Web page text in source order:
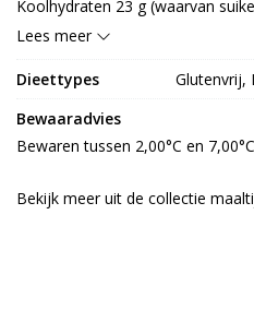
sereh, oregano, rozemarijn,
peterselie, kruidnagel,
paprikaconcentraat, uipoeder,
gistextract, aardappelzetmeel,
suiker, aroma (ui),
E330]], SOJAboon 5%, wortel
zout], zeewier 4% [zeewier,
Koolhydraten 23 g (waarvan
7,1 g, Zout 0,4 g.
Lees meer
Dieettypes
Glutenvrij,
Bewaaradvies
Bewaren tussen 2,00°C en 7,00°C
Bekijk meer uit de collectie